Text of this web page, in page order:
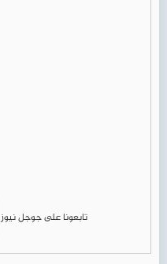
تابعونا على جوجل نيوز